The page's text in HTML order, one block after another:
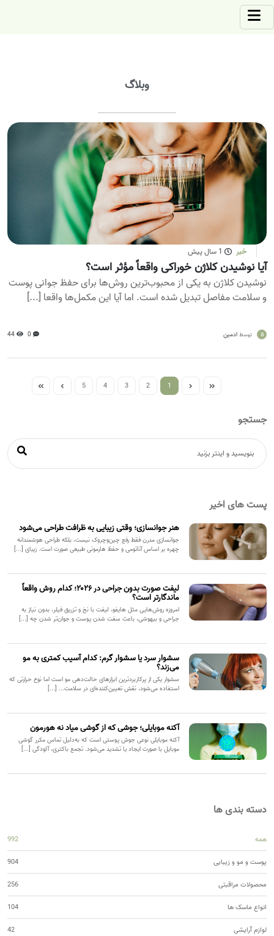
وبلاگ
خبر 1 سال پیش
آیا نوشیدن کلاژن خوراکی واقعاً مؤثر است؟
نوشیدن کلاژن به یکی از محبوب‌ترین روش‌ها برای حفظ جوانی پوست
و سلامت مفاصل تبدیل شده است. اما آیا این مکمل‌ها واقعا [...]
a توسط ادمین 0
44
1
2
3
4
5
جستجو
پست های اخیر
هنر جوانسازی؛ وقتی زیبایی به ظرافت طراحی می‌شود
جوانسازی مدرن فقط رفع چین‌وچروک نیست، بلکه طراحی هوشمندانه
چهره بر اساس آناتومی و حفظ هارمونی طبیعی صورت است. زیبای [...]
لیفت صورت بدون جراحی در ۲۰۲۶؛ کدام روش واقعاً
ماندگارتر است؟
امروزه روش‌هایی مثل هایفو، لیفت با نخ و تزریق فیلر، بدون نیاز به
جراحی و بیهوشی، باعث سفت شدن پوست و جوان‌تر شدن چه [...]
سشوار سرد یا سشوار گرم: کدام آسیب کمتری به مو
می‌زند؟
سشوار یکی از پرکاربردترین ابزارهای حالت‌دهی مو است اما نوع حرارتی که
استفاده می‌شود، نقش تعیین‌کننده‌ای در سلامت... [...]
آکنه موبایلی؛ جوشی که از گوشی میاد نه هورمون
آکنه موبایلی نوعی جوش پوستی است که به‌دلیل تماس مکرر گوشی
موبایل با صورت ایجاد یا تشدید می‌شود. تجمع باکتری، آلودگی [...]
دسته بندی ها
همه 992
پوست و مو و زیبایی 904
محصولات مراقبتی 256
انواع ماسک ها 104
لوازم آرایشی 42